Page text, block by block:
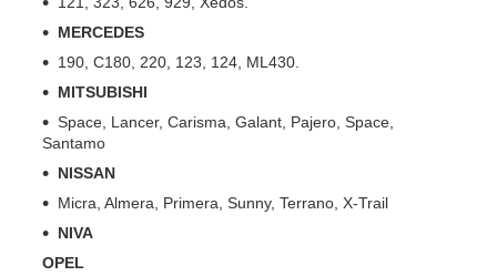
MERCEDES
190, C180, 220, 123, 124, ML430.
MITSUBISHI
Space, Lancer, Carisma, Galant, Pajero, Space,
Santamo
NISSAN
Micra, Almera, Primera, Sunny, Terrano, X-Trail
NIVA
OPEL